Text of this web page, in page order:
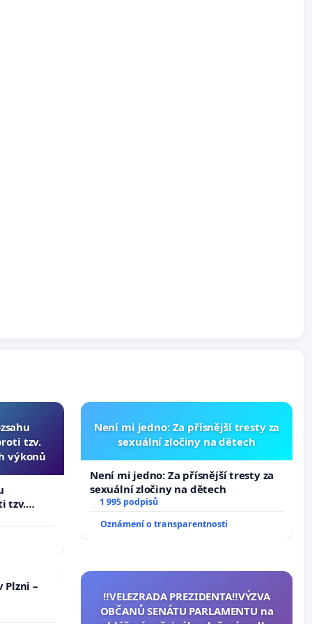
tzv.
výkonů
tzv.
Není mi jedno: Za přísnější tresty za
sexuální zločiny na dětech
Není mi jedno: Za přísnější tresty za
sexuální zločiny na dětech
1 995 podpisů
Oznámení o transparentnosti
Plzni –
‼️VELEZRADA PREZIDENTA‼️VÝZVA
OBČANŮ SENÁTU PARLAMENTU na